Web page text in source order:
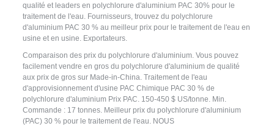
qualité et leaders en polychlorure d'aluminium PAC 30% pour le
traitement de l'eau. Fournisseurs, trouvez du polychlorure
d'aluminium PAC 30 % au meilleur prix pour le traitement de l'eau en
usine et en usine. Exportateurs.
Comparaison des prix du polychlorure d'aluminium. Vous pouvez
facilement vendre en gros du polychlorure d'aluminium de qualité
aux prix de gros sur Made-in-China. Traitement de l'eau
d'approvisionnement d'usine PAC Chimique PAC 30 % de
polychlorure d'aluminium Prix PAC. 150-450 $ US/tonne. Min.
Commande : 17 tonnes. Meilleur prix du polychlorure d'aluminium
(PAC) 30 % pour le traitement de l'eau. NOUS